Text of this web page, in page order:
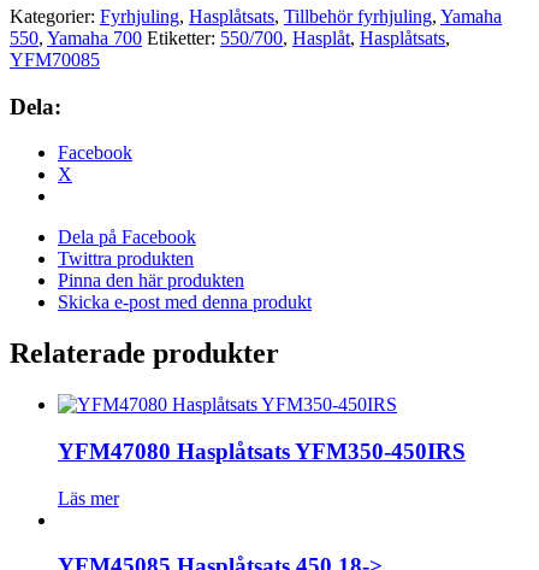
Kategorier: Fyrhjuling, Hasplåtsats, Tillbehör fyrhjuling, Yamaha
550, Yamaha 700 Etiketter: 550/700, Hasplåt, Hasplåtsats,
YFM70085
Dela:
Facebook
X
Dela på Facebook
Twittra produkten
Pinna den här produkten
Skicka e-post med denna produkt
Relaterade produkter
YFM47080 Hasplåtsats YFM350-450IRS
Läs mer